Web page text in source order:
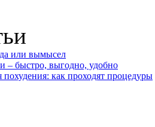
или вымысел
– быстро, выгодно, удобно
как проходят процедуры